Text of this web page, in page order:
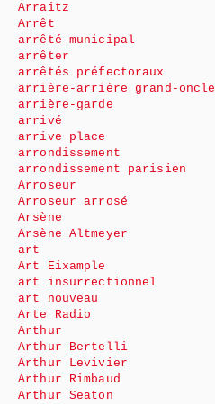
Arraitz
Arrêt
arrêté municipal
arrêter
arrêtés préfectoraux
arrière-arrière grand-oncle
arrière-garde
arrivé
arrive place
arrondissement
arrondissement parisien
Arroseur
Arroseur arrosé
Arsène
Arsène Altmeyer
art
Art Eixample
art insurrectionnel
art nouveau
Arte Radio
Arthur
Arthur Bertelli
Arthur Levivier
Arthur Rimbaud
Arthur Seaton